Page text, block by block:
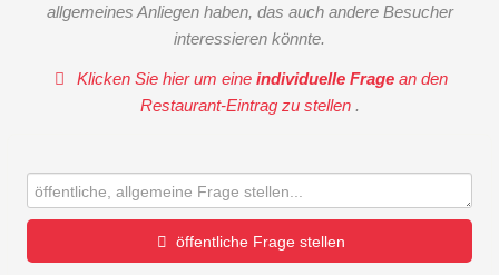
allgemeines Anliegen haben, das auch andere Besucher
interessieren könnte.
Klicken Sie hier um eineindividuelle Frage an den
Restaurant-Eintrag zu stellen .
öffentliche Frage stellen